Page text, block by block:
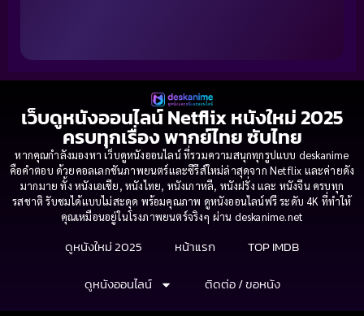
เว็บดูหนังออนไลน์ Netflix หนังใหม่ 2025
ครบทุกเรื่อง พากย์ไทย ซับไทย
หากคุณกำลังมองหา เว็บดูหนังออนไลน์ ที่รวมความสนุกทุกรูปแบบ deskanime
คือคำตอบ ด้วยคอลเลกชันภาพยนตร์และซีรีส์ใหม่ล่าสุดจาก Netflix และค่ายดัง
มากมาย ทั้ง หนังเอเชีย, หนังไทย, หนังเกาหลี, หนังฝรั่ง และ หนังจีน ครบทุก
รสชาติ รับชมได้แบบไม่สะดุด พร้อมคุณภาพ ดูหนังออนไลน์ฟรี ระดับ 4K ที่ทำให้
คุณเหมือนอยู่ในโรงภาพยนตร์จริงๆ ผ่าน deskanime.net
ดูหนังใหม่ 2025 หน้าแรก
TOP IMDB
ดูหนังออนไลน์
ติดต่อ / ขอหนัง